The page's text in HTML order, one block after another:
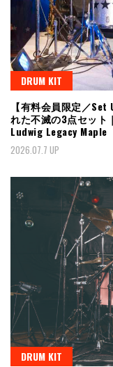
DRUM KIT
【有料会員限定／
れた不滅の3点セット
Ludwig Legacy Maple
2026.07.7 UP
DRUM KIT